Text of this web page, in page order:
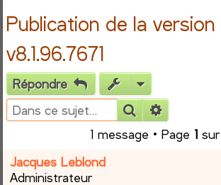
Publication de la version
v8.1.96.7671
Répondre
Rechercher
1 message • Page 1 sur
Jacques Leblond
Administrateur